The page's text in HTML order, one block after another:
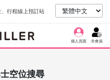
、行程線上預訂站
個人頁面 非會員
空位搜尋